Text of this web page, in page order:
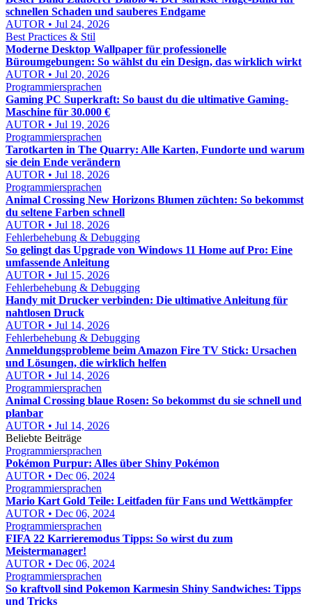
schnellen Schaden und sauberes Endgame
AUTOR • Jul 24, 2026
Best Practices & Stil
Moderne Desktop Wallpaper für professionelle
Büroumgebungen: So wählst du ein Design, das wirklich wirkt
AUTOR • Jul 20, 2026
Programmiersprachen
Gaming PC Superkraft: So baust du die ultimative Gaming-
Maschine für 30.000 €
AUTOR • Jul 19, 2026
Programmiersprachen
Tarotkarten in The Quarry: Alle Karten, Fundorte und warum
sie dein Ende verändern
AUTOR • Jul 18, 2026
Programmiersprachen
Animal Crossing New Horizons Blumen züchten: So bekommst
du seltene Farben schnell
AUTOR • Jul 18, 2026
Fehlerbehebung & Debugging
So gelingt das Upgrade von Windows 11 Home auf Pro: Eine
umfassende Anleitung
AUTOR • Jul 15, 2026
Fehlerbehebung & Debugging
Handy mit Drucker verbinden: Die ultimative Anleitung für
nahtlosen Druck
AUTOR • Jul 14, 2026
Fehlerbehebung & Debugging
Anmeldungsprobleme beim Amazon Fire TV Stick: Ursachen
und Lösungen, die wirklich helfen
AUTOR • Jul 14, 2026
Programmiersprachen
Animal Crossing blaue Rosen: So bekommst du sie schnell und
planbar
AUTOR • Jul 14, 2026
Beliebte Beiträge
Programmiersprachen
Pokémon Purpur: Alles über Shiny Pokémon
AUTOR • Dec 06, 2024
Programmiersprachen
Mario Kart Gold Teile: Leitfaden für Fans und Wettkämpfer
AUTOR • Dec 06, 2024
Programmiersprachen
FIFA 22 Karrieremodus Tipps: So wirst du zum
Meistermanager!
AUTOR • Dec 06, 2024
Programmiersprachen
So kraftvoll sind Pokemon Karmesin Shiny Sandwiches: Tipps
und Tricks